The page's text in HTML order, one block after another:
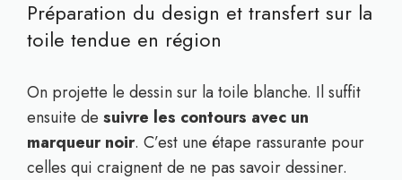
Préparation du design et transfert sur la
toile tendue en région
On projette le dessin sur la toile blanche. Il suffit
ensuite de suivre les contours avec un
marqueur noir. C’est une étape rassurante pour
celles qui craignent de ne pas savoir dessiner.